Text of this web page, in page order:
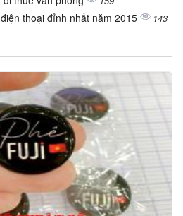
thoại đỉnh nhất năm 2015 143